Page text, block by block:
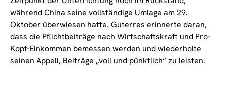
während China seine vollständige Umlage am 29.
Oktober überwiesen hatte. Guterres erinnerte daran,
dass die Pflichtbeiträge nach Wirtschaftskraft und Pro-
Kopf-Einkommen bemessen werden und wiederholte
seinen Appell, Beiträge „voll und pünktlich“ zu leisten.